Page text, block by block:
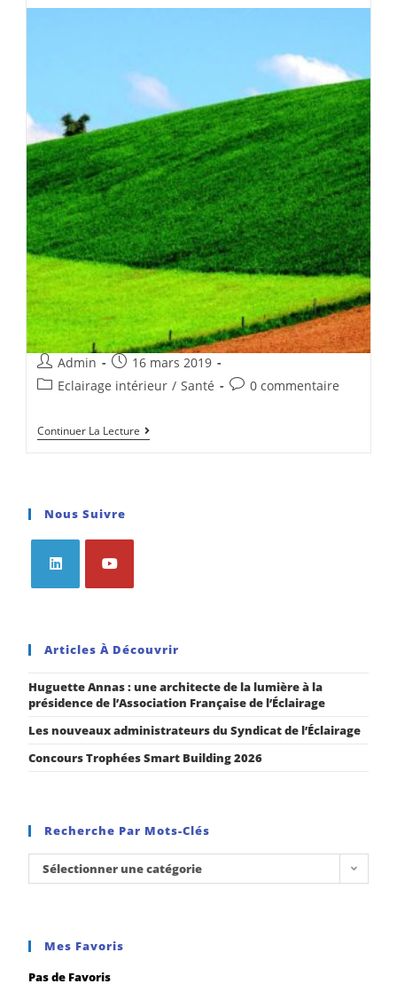
Admin
16 mars 2019
Eclairage intérieur / Santé 0 commentaire
Continuer La Lecture
Nous Suivre
Articles À Découvrir
Huguette Annas : une architecte de la lumière à la
présidence de l’Association Française de l’Éclairage
Les nouveaux administrateurs du Syndicat de l’Éclairage
Concours Trophées Smart Building 2026
Recherche Par Mots-Clés
Sélectionner une catégorie
Mes Favoris
Pas de Favoris